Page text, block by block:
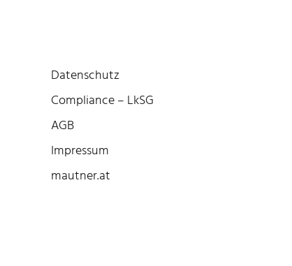
Datenschutz
Compliance – LkSG
AGB
Impressum
mautner.at